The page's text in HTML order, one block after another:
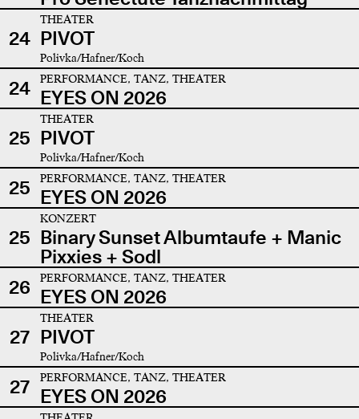
24
THEATER
PIVOT
Polivka/Hafner/Koch
24 PERFORMANCE, TANZ, THEATER
EYES ON 2026
25
THEATER
PIVOT
Polivka/Hafner/Koch
25 PERFORMANCE, TANZ, THEATER
EYES ON 2026
25
KONZERT
Binary Sunset Albumtaufe + Manic
Pixxies + Sodl
26
PERFORMANCE, TANZ, THEATER
EYES ON 2026
27
THEATER
PIVOT
Polivka/Hafner/Koch
27 PERFORMANCE, TANZ, THEATER
EYES ON 2026